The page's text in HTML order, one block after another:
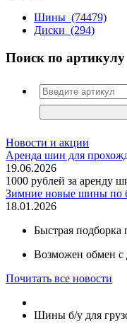
Шины (74479)
Диски (294)
Поиск по артикулу
Новости и акции
Аренда шин для
19.06.2026
1000 рублей за аренду
Зимние новые шины по
18.01.2026
Быстрая подборка
Возможен обмен
Почитать все новости
Шины б/у для